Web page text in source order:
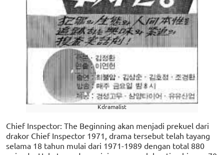
Kdramalist
Chief Inspector: The Beginning akan menjadi prekuel dari
drakor Chief Inspector 1971, drama tersebut telah tayang
selama 18 tahun mulai dari 1971-1989 dengan total 880